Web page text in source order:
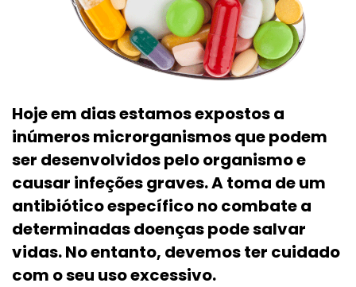
Hoje em dias estamos expostos a
inúmeros microrganismos que podem
ser desenvolvidos pelo organismo e
causar infeções graves. A toma de um
antibiótico específico no combate a
determinadas doenças pode salvar
vidas. No entanto, devemos ter cuidado
com o seu uso excessivo.